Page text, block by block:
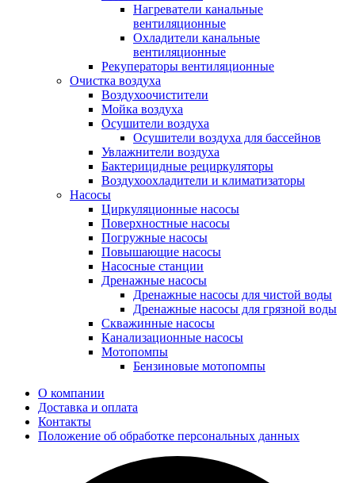
Нагреватели канальные
вентиляционные
Охладители канальные
вентиляционные
Рекуператоры вентиляционные
Очистка воздуха
Воздухоочистители
Мойка воздуха
Осушители воздуха
Осушители воздуха для бассейнов
Увлажнители воздуха
Бактерицидные рециркуляторы
Воздухоохладители и климатизаторы
Насосы
Циркуляционные насосы
Поверхностные насосы
Погружные насосы
Повышающие насосы
Насосные станции
Дренажные насосы
Дренажные насосы для чистой воды
Дренажные насосы для грязной воды
Скважинные насосы
Канализационные насосы
Мотопомпы
Бензиновые мотопомпы
О компании
Доставка и оплата
Контакты
Положение об обработке персональных данных